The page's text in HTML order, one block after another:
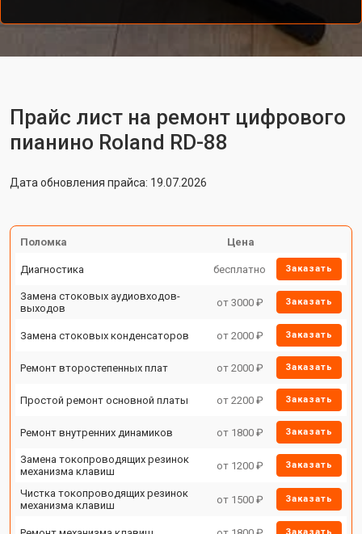
Прайс лист на ремонт цифрового
пианино Roland RD-88
Дата обновления прайса: 19.07.2026
Поломка Цена
Диагностика бесплатно Заказать
Замена стоковых аудиовходов-
выходов
от 3000 ₽ Заказать
Замена стоковых конденсаторов от 2000 ₽ Заказать
Ремонт второстепенных плат от 2000 ₽ Заказать
Простой ремонт основной платы от 2200 ₽ Заказать
Ремонт внутренних динамиков от 1800 ₽ Заказать
Замена токопроводящих резинок
механизма клавиш
от 1200 ₽ Заказать
Чистка токопроводящих резинок
механизма клавиш
от 1500 ₽ Заказать